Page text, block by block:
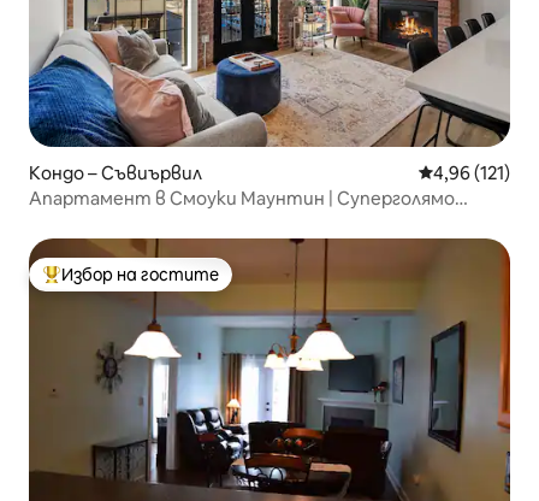
Кондо – Съвиървил Средна
4,96 (121)
Апартамент в Смоуки Маунтин | Суперголямо
Най-популярен избор на гостите
Избор на гостите